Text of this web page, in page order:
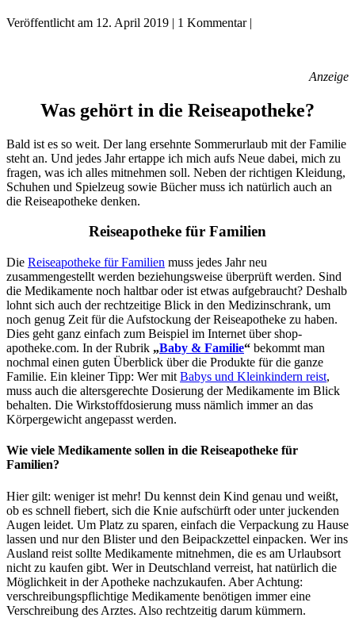
Veröffentlicht am 12. April 2019 | 1 Kommentar|
Anzeige
Was gehört in die Reiseapotheke?
Bald ist es so weit. Der lang ersehnte Sommerurlaub mit der Familie
steht an. Und jedes Jahr ertappe ich mich aufs Neue dabei, mich zu
fragen, was ich alles mitnehmen soll. Neben der richtigen Kleidung,
Schuhen und Spielzeug sowie Bücher muss ich natürlich auch an
die Reiseapotheke denken.
Reiseapotheke für Familien
Die Reiseapotheke für Familien muss jedes Jahr neu
zusammengestellt werden beziehungsweise überprüft werden. Sind
die Medikamente noch haltbar oder ist etwas aufgebraucht? Deshalb
lohnt sich auch der rechtzeitige Blick in den Medizinschrank, um
noch genug Zeit für die Aufstockung der Reiseapotheke zu haben.
Dies geht ganz einfach zum Beispiel im Internet über shop-
apotheke.com. In der Rubrik „Baby & Familie“ bekommt man
nochmal einen guten Überblick über die Produkte für die ganze
Familie. Ein kleiner Tipp: Wer mit Babys und Kleinkindern reist,
muss auch die altersgerechte Dosierung der Medikamente im Blick
behalten. Die Wirkstoffdosierung muss nämlich immer an das
Körpergewicht angepasst werden.
Wie viele Medikamente sollen in die Reiseapotheke für
Familien?
Hier gilt: weniger ist mehr! Du kennst dein Kind genau und weißt,
ob es schnell fiebert, sich die Knie aufschürft oder unter juckenden
Augen leidet. Um Platz zu sparen, einfach die Verpackung zu Hause
lassen und nur den Blister und den Beipackzettel einpacken. Wer ins
Ausland reist sollte Medikamente mitnehmen, die es am Urlaubsort
nicht zu kaufen gibt. Wer in Deutschland verreist, hat natürlich die
Möglichkeit in der Apotheke nachzukaufen. Aber Achtung:
verschreibungspflichtige Medikamente benötigen immer eine
Verschreibung des Arztes. Also rechtzeitig darum kümmern.